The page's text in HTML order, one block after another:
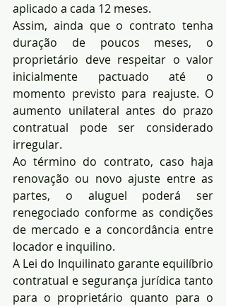
aplicado a cada 12 meses.
Assim, ainda que o contrato tenha
duração de poucos meses, o
proprietário deve respeitar o valor
inicialmente pactuado até o
momento previsto para reajuste. O
aumento unilateral antes do prazo
contratual pode ser considerado
irregular.
Ao término do contrato, caso haja
renovação ou novo ajuste entre as
partes, o aluguel poderá ser
renegociado conforme as condições
de mercado e a concordância entre
locador e inquilino.
A Lei do Inquilinato garante equilíbrio
contratual e segurança jurídica tanto
para o proprietário quanto para o